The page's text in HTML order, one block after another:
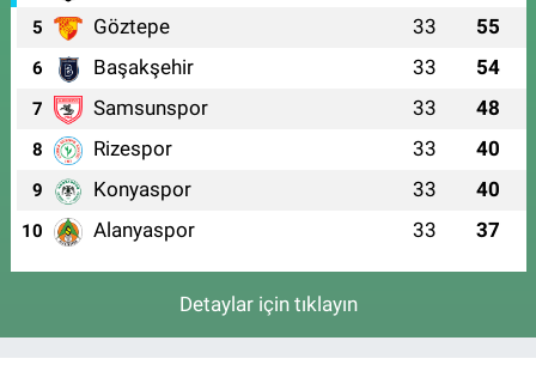
5 Göztepe 33 55
6 Başakşehir 33 54
7 Samsunspor 33 48
8 Rizespor 33 40
9 Konyaspor 33 40
10 Alanyaspor 33 37
Detaylar için tıklayın